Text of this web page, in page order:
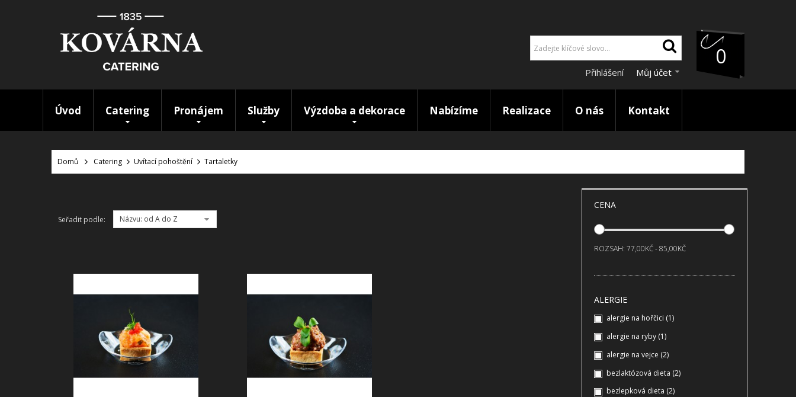
0
Přihlášení Můj účet
Úvod Catering Pronájem Služby Výzdoba a dekorace Nabízíme Realizace O nás Kontakt
Domů Catering Uvítací pohoštění Tartaletky
CENA
ROZSAH: 77,00KČ - 85,00KČ
ALERGIE
alergie na hořčici (1)
alergie na ryby (1)
alergie na vejce (2)
bezlaktózová dieta (2)
bezlepková dieta (2)
Seřadit podle: Názvu: od A do Z